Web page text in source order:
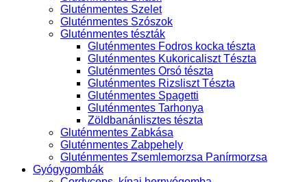
Gluténmentes Szelet
Gluténmentes Szószok
Gluténmentes tészták
Gluténmentes Fodros kocka tészta
Gluténmentes Kukoricaliszt Tészta
Gluténmentes Orsó tészta
Gluténmentes Rizsliszt Tészta
Gluténmentes Spagetti
Gluténmentes Tarhonya
Zöldbanánlisztes tészta
Gluténmentes Zabkása
Gluténmentes Zabpehely
Gluténmentes Zsemlemorzsa Panírmorzsa
Gyógygombák